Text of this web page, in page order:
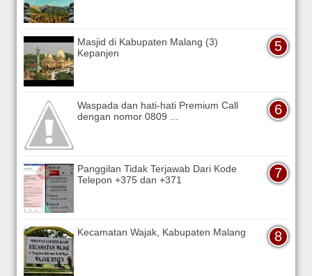
Masjid di Kabupaten Malang (3)
Kepanjen
Waspada dan hati-hati Premium Call
dengan nomor 0809 ...
Panggilan Tidak Terjawab Dari Kode
Telepon +375 dan +371
Kecamatan Wajak, Kabupaten Malang